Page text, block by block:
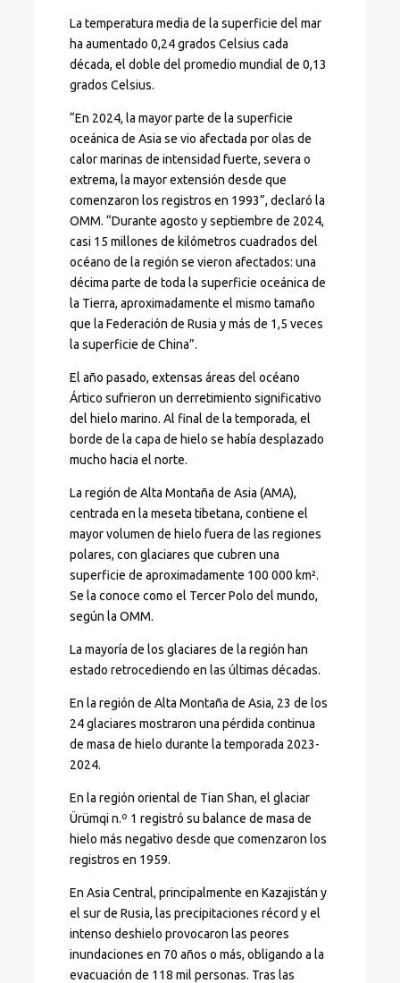
La temperatura media de la superficie del mar
ha aumentado 0,24 grados Celsius cada
década, el doble del promedio mundial de 0,13
grados Celsius.
“En 2024, la mayor parte de la superficie
oceánica de Asia se vio afectada por olas de
calor marinas de intensidad fuerte, severa o
extrema, la mayor extensión desde que
comenzaron los registros en 1993”, declaró la
OMM. “Durante agosto y septiembre de 2024,
casi 15 millones de kilómetros cuadrados del
océano de la región se vieron afectados: una
décima parte de toda la superficie oceánica de
la Tierra, aproximadamente el mismo tamaño
que la Federación de Rusia y más de 1,5 veces
la superficie de China”.
El año pasado, extensas áreas del océano
Ártico sufrieron un derretimiento significativo
del hielo marino. Al final de la temporada, el
borde de la capa de hielo se había desplazado
mucho hacia el norte.
La región de Alta Montaña de Asia (AMA),
centrada en la meseta tibetana, contiene el
mayor volumen de hielo fuera de las regiones
polares, con glaciares que cubren una
superficie de aproximadamente 100 000 km².
Se la conoce como el Tercer Polo del mundo,
según la OMM.
La mayoría de los glaciares de la región han
estado retrocediendo en las últimas décadas.
En la región de Alta Montaña de Asia, 23 de los
24 glaciares mostraron una pérdida continua
de masa de hielo durante la temporada 2023-
2024.
En la región oriental de Tian Shan, el glaciar
Ürümqi n.º 1 registró su balance de masa de
hielo más negativo desde que comenzaron los
registros en 1959.
En Asia Central, principalmente en Kazajistán y
el sur de Rusia, las precipitaciones récord y el
intenso deshielo provocaron las peores
inundaciones en 70 años o más, obligando a la
evacuación de 118 mil personas. Tras las